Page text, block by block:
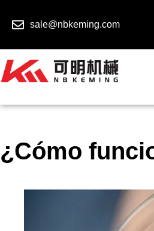
sale@nbkeming.com
¿Cómo